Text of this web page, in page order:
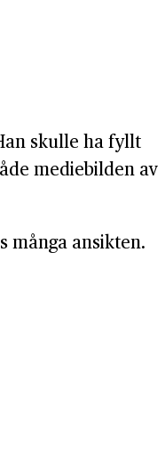
skulle ha fyllt
mediebilden av
många ansikten.